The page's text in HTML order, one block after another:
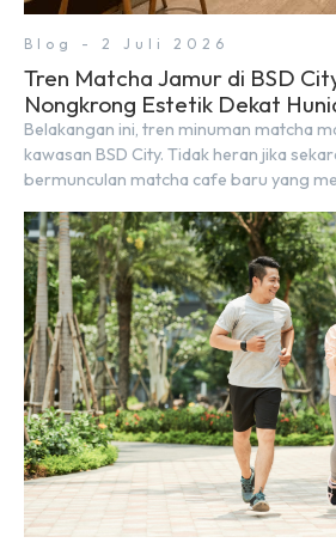
Blog - 2 Juli 2026
Tren Matcha Jamur di BSD
Nongkrong Estetik Dekat
Belakangan ini, tren minuman matcha
kawasan BSD City. Tidak heran jika
bermunculan matcha cafe baru yang
nyaman, baik untuk produktif bekerja
bersantai bersama orang terdekat.
kafe hits ini tersebar di lokasi-lokasi